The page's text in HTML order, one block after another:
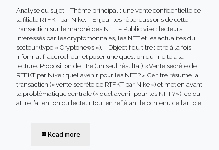
Analyse du sujet – Thème principal : une vente confidentielle de
la filiale RTFKT par Nike. – Enjeu : les répercussions de cette
transaction sur le marché des NFT. – Public visé : lecteurs
intéressés par les cryptomonnaies, les NFT et les actualités du
secteur (type « Cryptonews »). – Objectif du titre : être à la fois
informatif, accrocheur et poser une question qui incite à la
lecture. Proposition de titre (un seul résultat) « Vente secrète de
RTFKT par Nike : quel avenir pour les NFT ? » Ce titre résume la
transaction (« vente secrète de RTFKT par Nike ») et met en avant
la problématique centrale (« quel avenir pour les NFT ? »), ce qui
attire l’attention du lecteur tout en reflétant le contenu de l’article.
Read more